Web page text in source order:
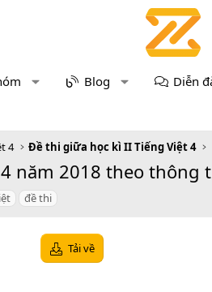
Blog Diễn
4 Đề thi giữa học kì II Tiếng Việt 4
năm 2018 theo thông
đề thi
Tải về